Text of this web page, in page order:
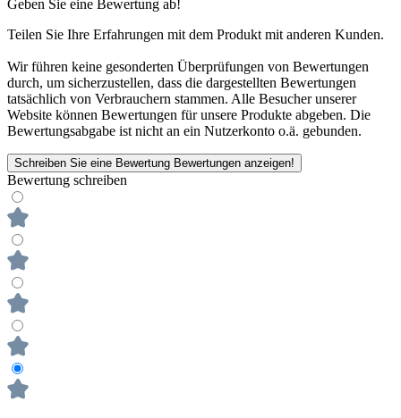
Geben Sie eine Bewertung ab!
Teilen Sie Ihre Erfahrungen mit dem Produkt mit anderen Kunden.
Wir führen keine gesonderten Überprüfungen von Bewertungen
durch, um sicherzustellen, dass die dargestellten Bewertungen
tatsächlich von Verbrauchern stammen. Alle Besucher unserer
Website können Bewertungen für unsere Produkte abgeben. Die
Bewertungsabgabe ist nicht an ein Nutzerkonto o.ä. gebunden.
Schreiben Sie eine Bewertung Bewertungen anzeigen!
Bewertung schreiben